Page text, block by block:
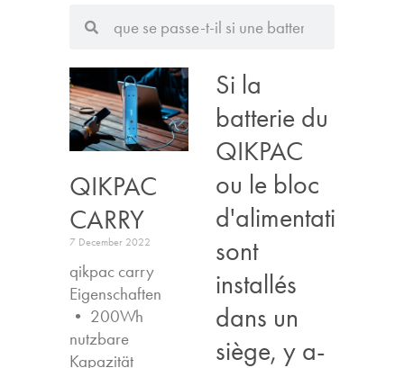
QIKPAC
CARRY
7 December 2022
qikpac carry
Eigenschaften ​
• 200Wh
nutzbare
Kapazität
Si la
batterie du
QIKPAC
ou le bloc
d'alimentation
sont
installés
dans un
siège, y a-